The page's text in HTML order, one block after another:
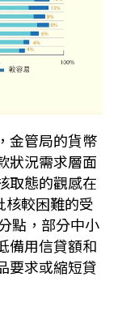
金管局的貨幣
狀況需求層面
取態的觀感在
核較困難的受
點，部分中小
備用信貸額和
要求或縮短貸